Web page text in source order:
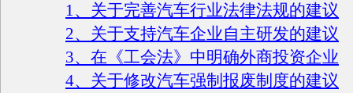
1、关于完善汽车行业法律法规的建议
2、关于支持汽车企业自主研发的建议
3、在《工会法》中明确外商投资企业
4、关于修改汽车强制报废制度的建议